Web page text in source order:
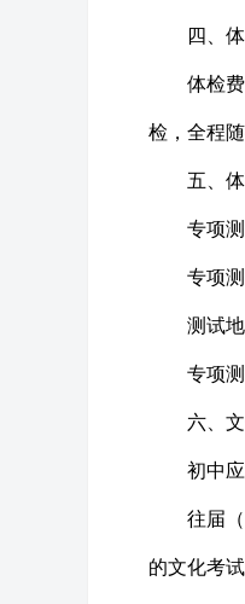
四、
体检
检，全程随
五、
专项
专项
测试
专项
六、
初中
往届
的文化考试